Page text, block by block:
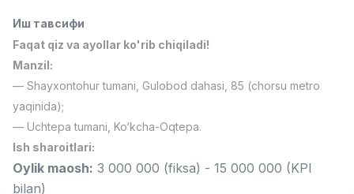
NAFF
Full time job
Сотув бўйича агент
Келишилади
LION_ESTATE
Full time job
Ish joyidan
TOP
СЕФР Инглиз Тили Ўқитувчиси
2,000,000 - 10,000,000 sum
Янги
Иш тавсифи
Faqat qiz va ayollar ko'rib chiqiladi!
Manzil:
— Shayxontohur tumani, Gulobod dahasi, 85 (chorsu metro
yaqinida);
— Uchtepa tumani, Ko‘kcha-Oqtepa.
Ish sharoitlari:
Oylik maosh: 3 000 000 (fiksa) - 15 000 000 (KPI
bilan)
Вакансиялар Соҳалар Корхоналар Профил